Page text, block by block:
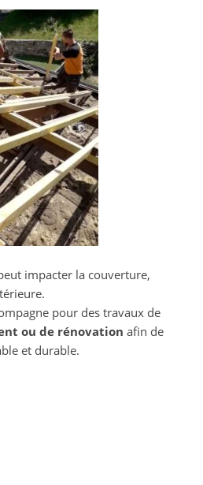
impacter la couverture,
pour des travaux de
ou de rénovation afin de
et durable.